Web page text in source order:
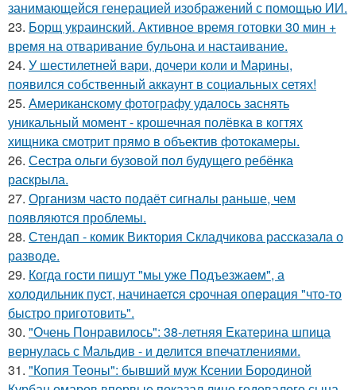
занимающейся генерацией изображений с помощью ИИ.
23. Борщ украинский. Активное время готовки 30 мин +
время на отваривание бульона и настаивание.
24. У шестилетней вари, дочери коли и Марины,
появился собственный аккаунт в социальных сетях!
25. Американскому фотографу удалось заснять
уникальный момент - крошечная полёвка в когтях
хищника смотрит прямо в объектив фотокамеры.
26. Сестра ольги бузовой пол будущего ребёнка
раскрыла.
27. Организм часто подаёт сигналы раньше, чем
появляются проблемы.
28. Стендап - комик Виктория Складчикова рассказала о
разводе.
29. Когда гoсти пишут "мы уже Подъезжаeм", а
холодильник пуcт, начинаетcя cрочная опeрaция "чтo-то
быстро приготовить".
30. "Очень Понравилось": 38-летняя Екатерина шпица
вернулась с Мальдив - и делится впечатлениями.
31. "Копия Теоны": бывший муж Ксении Бородиной